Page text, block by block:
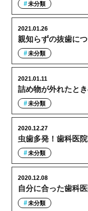
未分類
親知らずの抜歯に
2021.01.26
未分類
詰め物が外れたと
2021.01.11
未分類
虫歯多発！歯科医
2020.12.27
未分類
自分に合った歯科
2020.12.08
未分類